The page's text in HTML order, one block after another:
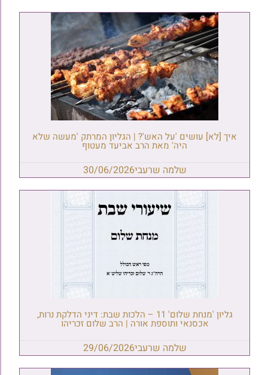
איך [לא] עושים 'על האש'? | הגליון המרתק 'מעשה שלא
היה' מאת הרב אביעד מעטוף
שלמה שרעבי30/06/2026
גליון 'מנחת שלום' 11 – הלכות שבת: דיני הדלקת נרות,
אכסנאי ותוספת אורה | הרב שלום זכריהו
שלמה שרעבי29/06/2026